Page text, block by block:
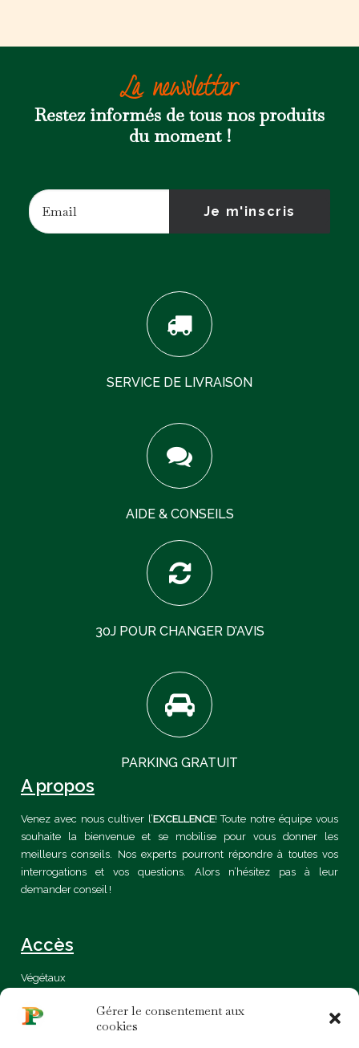
Gérer le consentement aux
cookies
La newsletter
Restez informés de tous nos produits
du moment !
SERVICE DE LIVRAISON
AIDE & CONSEILS
30J POUR CHANGER D’AVIS
PARKING GRATUIT
A propos
Venez avec nous cultiver l’EXCELLENCE! Toute notre équipe vous
souhaite la bienvenue et se mobilise pour vous donner les
meilleurs conseils. Nos experts pourront répondre à toutes vos
interrogations et vos questions. Alors n’hésitez pas à leur
demander conseil !
Accès
Végétaux
Bio